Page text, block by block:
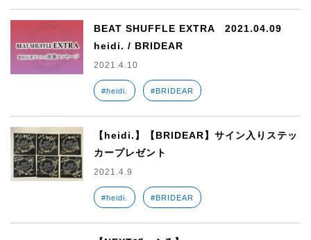
BEAT SHUFFLE EXTRA 2021.04.09
heidi. / BRIDEAR
2021.4.10
#heidi. #BRIDEAR
【heidi.】【BRIDEAR】サイン入りステッ
カープレゼント
2021.4.9
#heidi. #BRIDEAR